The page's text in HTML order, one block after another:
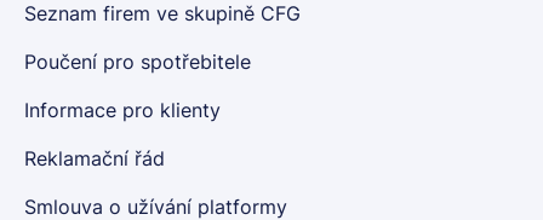
Seznam firem ve skupině CFG
Poučení pro spotřebitele
Informace pro klienty
Reklamační řád
Smlouva o užívání platformy